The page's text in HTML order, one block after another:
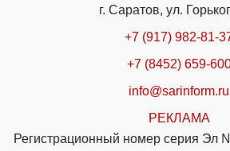
г. Саратов, ул.
+7 (917) 982-81-
+7 (8452) 659-
info@sarinform.ru
РЕКЛАМА
Регистрационный номер серия Эл